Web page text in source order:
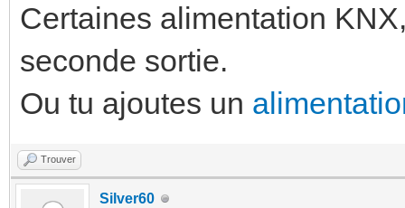
Certaines alimentation
seconde sortie.
Ou tu ajoutes un
Trouver
Silver60